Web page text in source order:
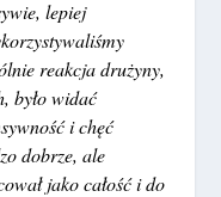
lepiej
reakcja drużyny,
było widać
i chęć
dobrze, ale
jako całość i do